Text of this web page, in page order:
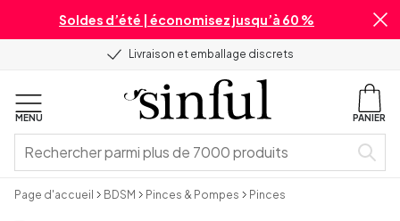
Soldes d’été | économisez jusqu’à 60 %
Livraison et emballage discrets
MENU PANIER
Page d'accueil BDSM Pinces & Pompes Pinces